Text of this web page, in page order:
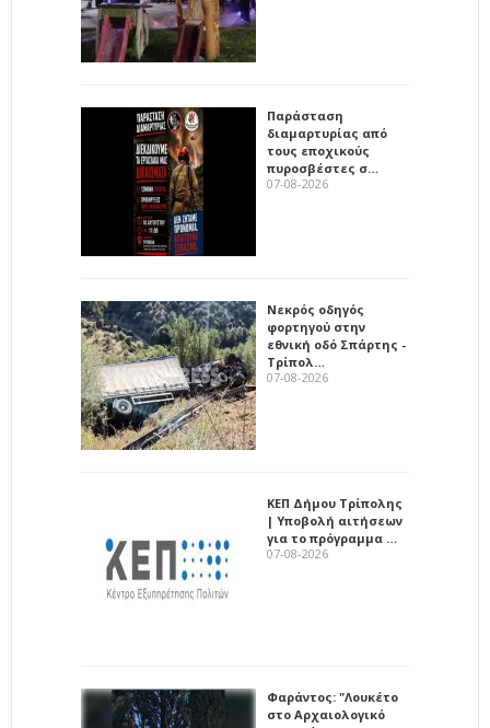
Παράσταση
διαμαρτυρίας από
τους εποχικούς
πυροσβέστες σ…
07-08-2026
Νεκρός οδηγός
φορτηγού στην
εθνική οδό Σπάρτης -
Τρίπολ…
07-08-2026
ΚΕΠ Δήμου Τρίπολης
| Υποβολή αιτήσεων
για το πρόγραμμα …
07-08-2026
Φαράντος: "Λουκέτο
στο Αρχαιολογικό